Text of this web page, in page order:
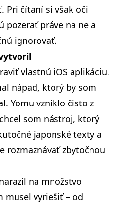
Pri čítaní si však oči
pozerať práve na ne a
ignorovať.
vlastnú iOS aplikáciu,
nápad, ktorý by som
Yomu vzniklo čisto z
som nástroj, ktorý
japonské texty a
rozmaznávať zbytočnou
na množstvo
musel vyriešiť– od